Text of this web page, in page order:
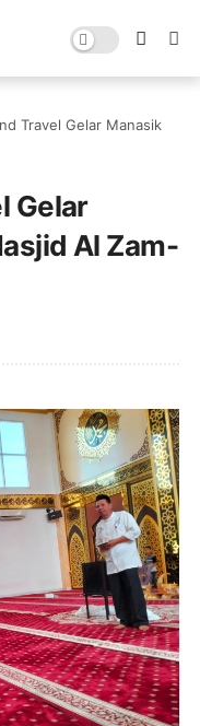
Travel Gelar Manasik
Gelar
Al Zam-